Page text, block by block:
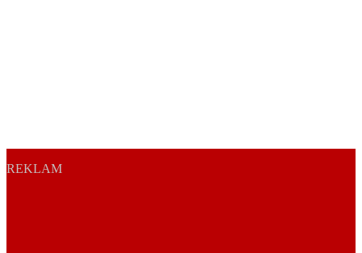
REKLAM